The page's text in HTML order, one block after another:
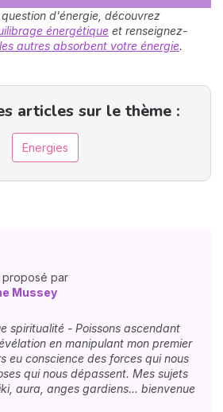
d'énergie, découvrez
énergétique et renseignez-
les autres absorbent votre énergie.
articles sur le thème :
Energies
proposé par
Mussey
spiritualité - Poissons ascendant
en manipulant mon premier
eu conscience des forces qui nous
qui nous dépassent. Mes sujets
aura, anges gardiens… bienvenue